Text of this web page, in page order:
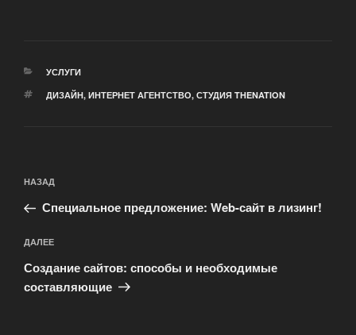
РУБРИКИ
УСЛУГИ
МЕТКИ
ДИЗАЙН, ИНТЕРНЕТ АГЕНТСТВО, СТУДИЯ THENATION
по
записям
Предыдущая
запись:
НАЗАД
Специальное предложение: Web-сайт в лизинг!
Следующая
запись
ДАЛЕЕ
Создание сайтов: способы и необходимые
составляющие